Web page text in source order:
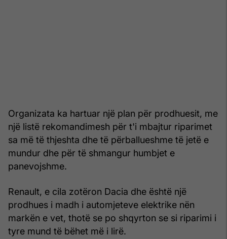
Organizata ka hartuar një plan për prodhuesit, me
një listë rekomandimesh për t'i mbajtur riparimet
sa më të thjeshta dhe të përballueshme të jetë e
mundur dhe për të shmangur humbjet e
panevojshme.
Renault, e cila zotëron Dacia dhe është një
prodhues i madh i automjeteve elektrike nën
markën e vet, thotë se po shqyrton se si riparimi i
tyre mund të bëhet më i lirë.